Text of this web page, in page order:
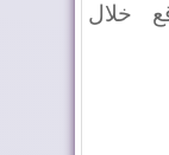
خلال